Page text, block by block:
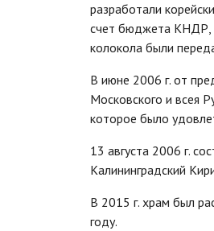
разработали
счет бюджета КНДР,
колокола были
В июне 2006 г. от
Московского и всея
которое было
13 августа 2006 г.
Калининградский
В 2015 г. храм был
году.